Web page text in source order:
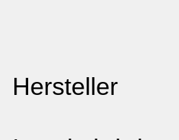
Hersteller